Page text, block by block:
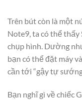
Trên bút còn là một
Note9, ta có thể thấy
chụp hình. Dường
bạn có thể đặt máy
cần tới “gậy tự
Bạn nghĩ gì về chiếc